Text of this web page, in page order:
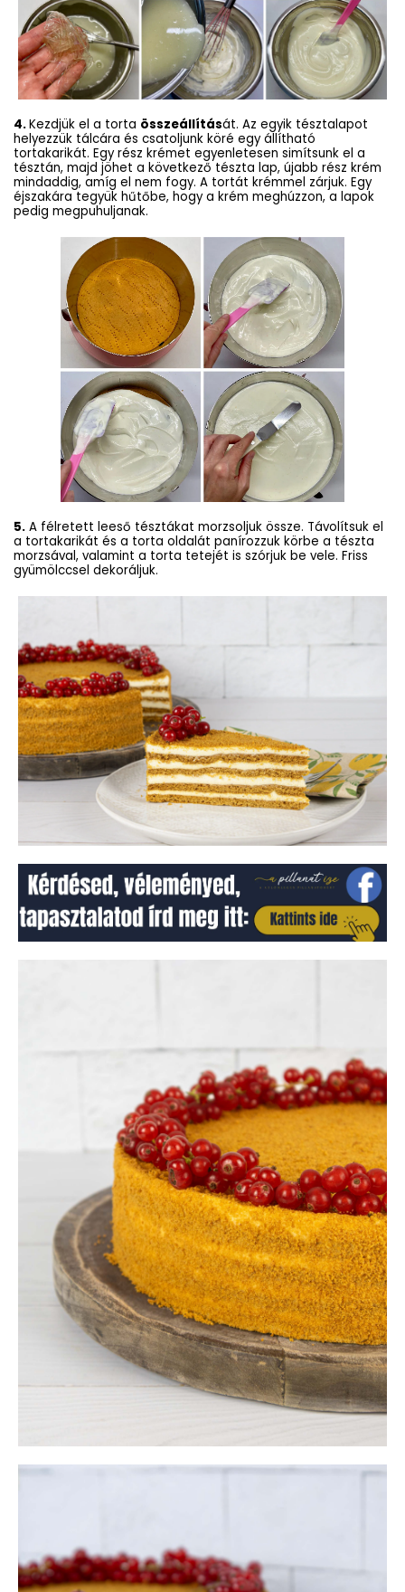
4.Kezdjük el a torta összeállítását. Az egyik tésztalapot
helyezzük tálcára és csatoljunk köré egy állítható
tortakarikát. Egy rész krémet egyenletesen simítsunk el a
tésztán, majd jöhet a következő tészta lap, újabb rész krém
mindaddig, amíg el nem fogy. A tortát krémmel zárjuk. Egy
éjszakára tegyük hűtőbe, hogy a krém meghúzzon, a lapok
pedig megpuhuljanak.
5. A félretett leeső tésztákat morzsoljuk össze. Távolítsuk el
a tortakarikát és a torta oldalát panírozzuk körbe a tészta
morzsával, valamint a torta tetejét is szórjuk be vele. Friss
gyümölccsel dekoráljuk.